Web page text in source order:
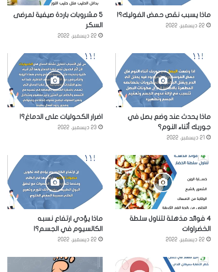
ماذا يسبب نقص حمض الفوليك؟!
22 ديسمبر، 2022
5 مشروبات باردة صيفية لمرضى
السكر
22 ديسمبر، 2022
ماذا يحدث عند وضع بصل في
جوربك أثناء النوم؟
21 ديسمبر، 2022
اضرار الكحوليات على الدماغ؟!
23 ديسمبر، 2022
4 فوائد مذهلة لتناول سلطة
الخضراوات
22 ديسمبر، 2022
ماذا يؤدي ارتفاع نسبه
الكالسيوم في الجسم؟!
22 ديسمبر، 2022